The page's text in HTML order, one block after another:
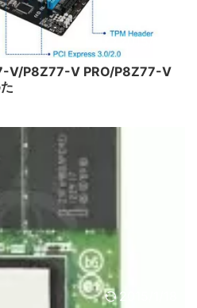
2015/1/18
V/P8Z77-V PRO/P8Z77-V
2015/1/18